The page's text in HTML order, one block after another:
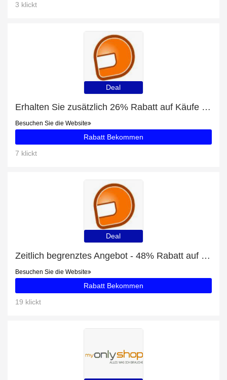
3 klickt
Deal
Erhalten Sie zusätzlich 26% Rabatt auf Käufe von Alpinestars Ageless Delta
Besuchen Sie die Website
Rabatt Bekommen
7 klickt
Deal
Zeitlich begrenztes Angebot - 48% Rabatt auf Top Gun Snapback
Besuchen Sie die Website
Rabatt Bekommen
19 klickt